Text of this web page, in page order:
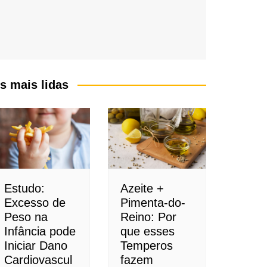
mais lidas
Estudo:
Excesso de
Peso na
Infância pode
Iniciar Dano
Cardiovascul
Azeite +
Pimenta-do-
Reino: Por
que esses
Temperos
fazem